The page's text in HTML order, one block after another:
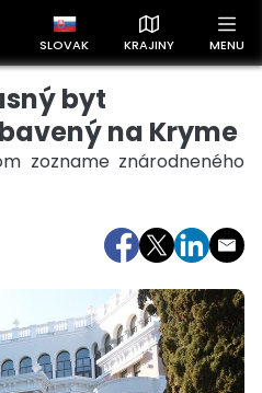
SLOVAK KRAJINY MENU
krajín
podľa krajín a získajte rýchly
Česko Maďarsko
byt
na Kryme
zozname znárodneného